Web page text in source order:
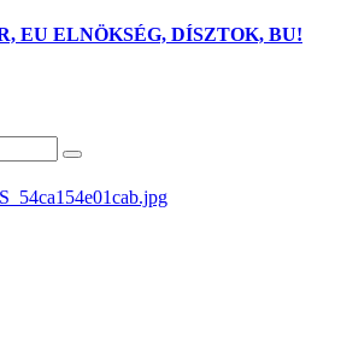
EU ELNÖKSÉG, DÍSZTOK, BU!